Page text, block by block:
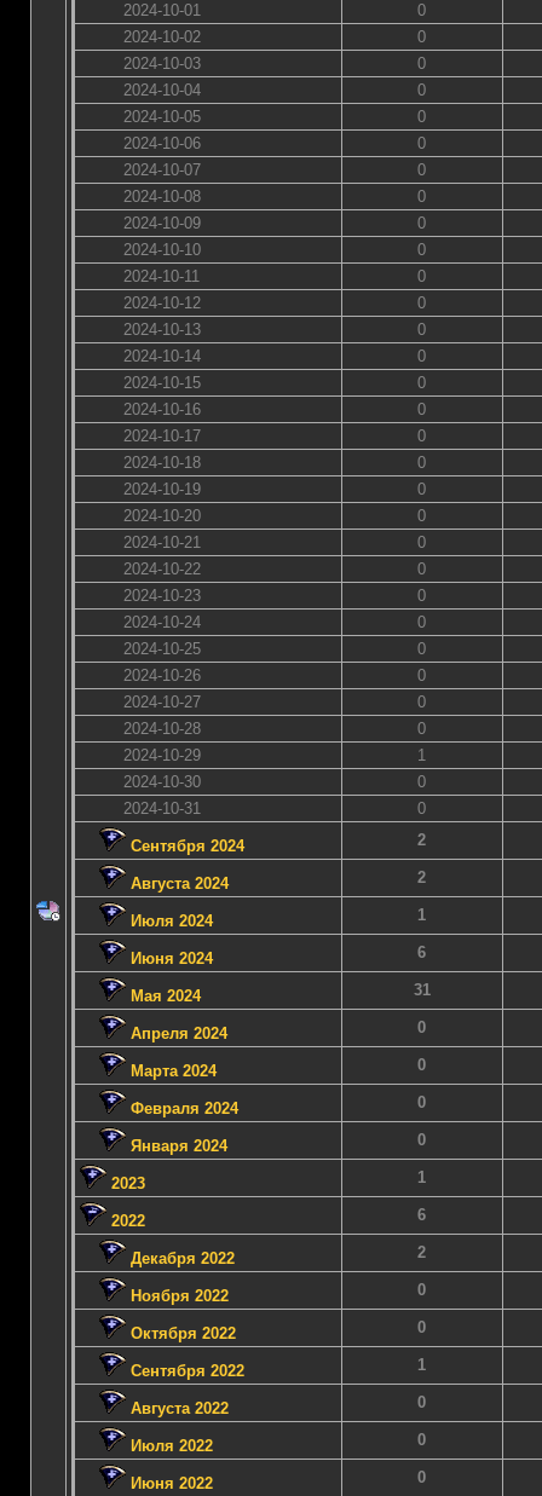
2024-10-01
0
2024-10-02
0
2024-10-03
0
2024-10-04
0
2024-10-05
0
2024-10-06
0
2024-10-07
0
2024-10-08
0
2024-10-09
0
2024-10-10
0
2024-10-11
0
2024-10-12
0
2024-10-13
0
2024-10-14
0
2024-10-15
0
2024-10-16
0
2024-10-17
0
2024-10-18
0
2024-10-19
0
2024-10-20
0
2024-10-21
0
2024-10-22
0
2024-10-23
0
2024-10-24
0
2024-10-25
0
2024-10-26
0
2024-10-27
0
2024-10-28
0
2024-10-29
1
2024-10-30
0
2024-10-31
0
Сентября 2024 2
Августа 2024 2
Июля 2024 1
Июня 2024 6
Мая 2024 31
Апреля 2024 0
Марта 2024 0
Февраля 2024 0
Января 2024 0
2023 1
2022 6
Декабря 2022 2
Ноября 2022 0
Октября 2022 0
Сентября 2022 1
Августа 2022 0
Июля 2022 0
Июня 2022 0